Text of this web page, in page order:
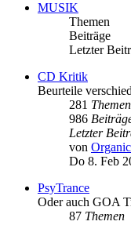
MUSIK
Themen
Beiträge
Letzter
CD Kritik
Beurteile
281 Themen
986
Letzter
von
Do 8. Feb
PsyTrance
Oder auch GOA
87 Themen